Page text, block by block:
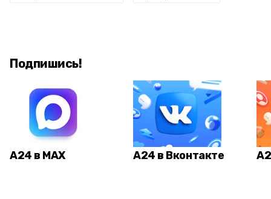
Подпишись!
А24 в MAX А24 в Вконтакте